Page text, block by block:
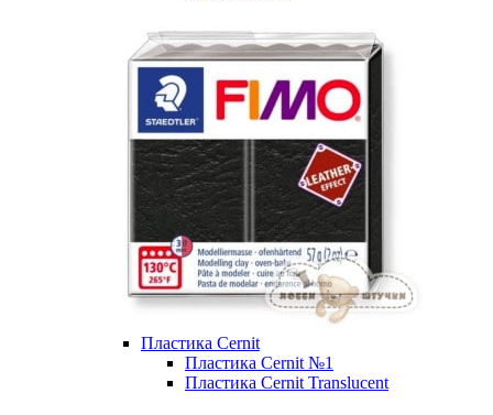
Пластика Cernit
Пластика Cernit №1
Пластика Cernit Translucent